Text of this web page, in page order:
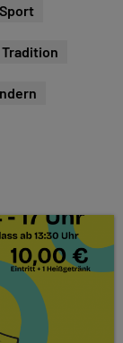
Sport
Tradition